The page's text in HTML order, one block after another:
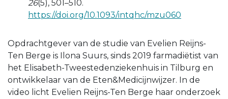
26(5), 501–510.
https://doi.org/10.1093/intqhc/mzu060
Opdrachtgever van de studie van Evelien Reijns-
Ten Berge is Ilona Suurs, sinds 2019 farmadiëtist van
het Elisabeth-Tweestedenziekenhuis in Tilburg en
ontwikkelaar van de Eten&Medicijnwijzer. In de
video licht Evelien Reijns-Ten Berge haar onderzoek